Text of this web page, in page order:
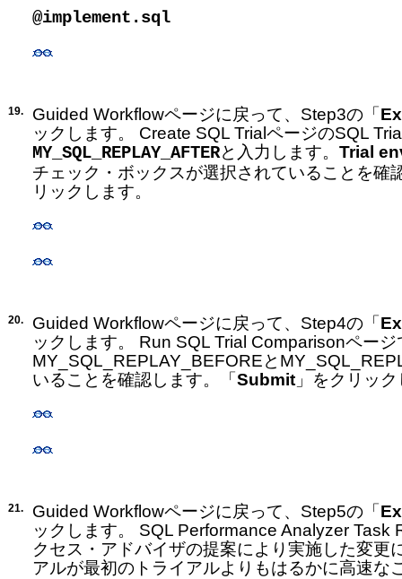
@implement.sql
19. Guided Workflowページに戻って、Step3の「
ックします。 Create SQL TrialページのSQL
MY_SQL_REPLAY_AFTERと入力します。 Trial
チェック・ボックスが選択されていることを確
リックします。
20. Guided Workflowページに戻って、Step4の「
ックします。 Run SQL Trial Comparisonページ
MY_SQL_REPLAY_BEFOREと
いることを確認します。「 Submit 」をクリッ
21. Guided Workflowページに戻って、Step5の「
ックします。 SQL Performance Analyzer Task
クセス・アドバイザの提案により実施した変更
アルが最初のトライアルよりもはるかに高速な